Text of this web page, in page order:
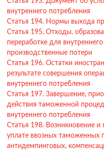
внутреннего потребления
Статья 194. Нормы выхода
Статья 195. Отходы,
переработке для
производственные потери
Статья 196. Остатки
результате совершения
внутреннего потребления
Статья 197. Завершение,
действия таможенной
внутреннего потребления
Статья 198. Возникновение
уплате ввозных таможенных
антидемпинговых,